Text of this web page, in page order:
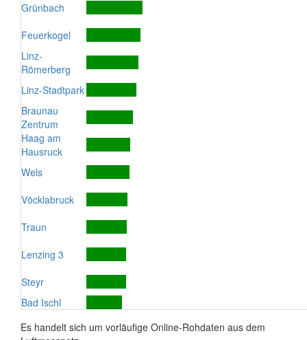
Grünbach
Feuerkogel
Linz-
Römerberg
Linz-Stadtpark
Braunau
Zentrum
Haag am
Hausruck
Wels
Vöcklabruck
Traun
Lenzing 3
Steyr
Bad Ischl
Es handelt sich um vorläufige Online-Rohdaten aus dem